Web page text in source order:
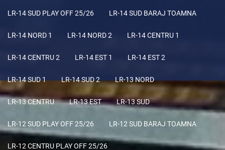
LR-14 SUD PLAY OFF 25/26 LR-14 SUD BARAJ TOAMNA
LR-14 NORD 1 LR-14 NORD 2 LR-14 CENTRU 1
LR-14 CENTRU 2 LR-14 EST 1 LR-14 EST 2
LR-14 SUD 1 LR-14 SUD 2 LR-13 NORD
LR-13 CENTRU LR-13 EST LR-13 SUD
LR-12 SUD PLAY OFF 25/26 LR-12 SUD BARAJ TOAMNA
LR-12 CENTRU PLAY OFF 25/26